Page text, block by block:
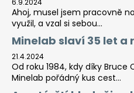
6.9.2024
Ahoj, musel jsem pracovně
využil, a vzal si sebou...
Minelab slaví 35 let a
21.4.2024
Od roku 1984, kdy díky
Minelab pořádný kus cest...